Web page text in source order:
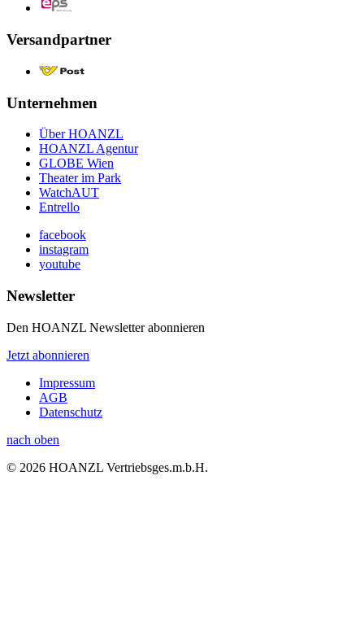
Versandpartner
Unternehmen
Über HOANZL
HOANZL Agentur
GLOBE Wien
Theater im Park
WatchAUT
Entrello
facebook
instagram
youtube
Newsletter
Den HOANZL Newsletter abonnieren
Jetzt abonnieren
Impressum
AGB
Datenschutz
nach oben
© 2026 HOANZL Vertriebsges.m.b.H.